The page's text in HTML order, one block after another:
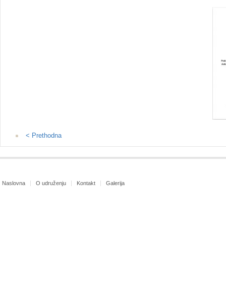
< Prethodna
Naslovna O udruženju Kontakt Galerija